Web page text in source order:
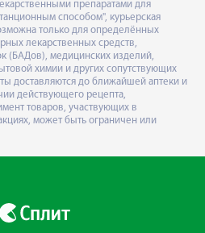
препаратами для
способом", курьерская
только для определённых
лекарственных средств,
(БАДов), медицинских изделий,
химии и других сопутствующих
доставляются до ближайшей аптеки и
действующего рецепта,
товаров, участвующих в
может быть ограничен или